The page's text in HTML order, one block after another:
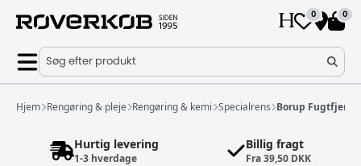
0 0
Søg efter produkt
Hjem Rengøring & pleje Rengøring & kemi Specialrens Borup
Hurtig levering
1-3 hverdage
Billig fragt
Fra 39,50 DKK